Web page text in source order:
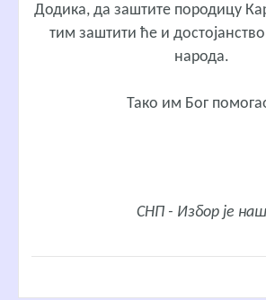
Додика, да заштите породицу
тим заштити ће и достојанство
народа.
Тако им Бог
СНП - Избор је наш